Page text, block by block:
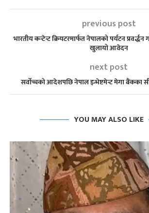
previous post
भारतीय कन्टेन्ट क्रियटरमार्फत नेपालको पर्यटन
खुलायो आवेदन
next post
सर्वोच्चको आदेशपछि नेपाल इन्भेष्टमेन्ट मेगा बैंकका
YOU MAY ALSO LIKE